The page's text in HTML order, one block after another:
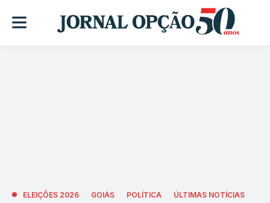
ELEIÇÕES 2026 GOIÁS POLÍTICA ÚLTIMAS NOTÍCIAS